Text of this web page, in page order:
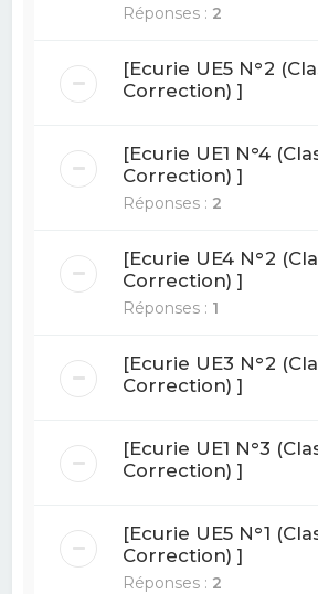
Réponses : 2
[Ecurie UE5 N°2
Correction) ]
[Ecurie UE1 N°4
Correction) ]
Réponses : 2
[Ecurie UE4 N°2
Correction) ]
Réponses : 1
[Ecurie UE3 N°2
Correction) ]
[Ecurie UE1 N°3
Correction) ]
[Ecurie UE5 N°1
Correction) ]
Réponses : 2